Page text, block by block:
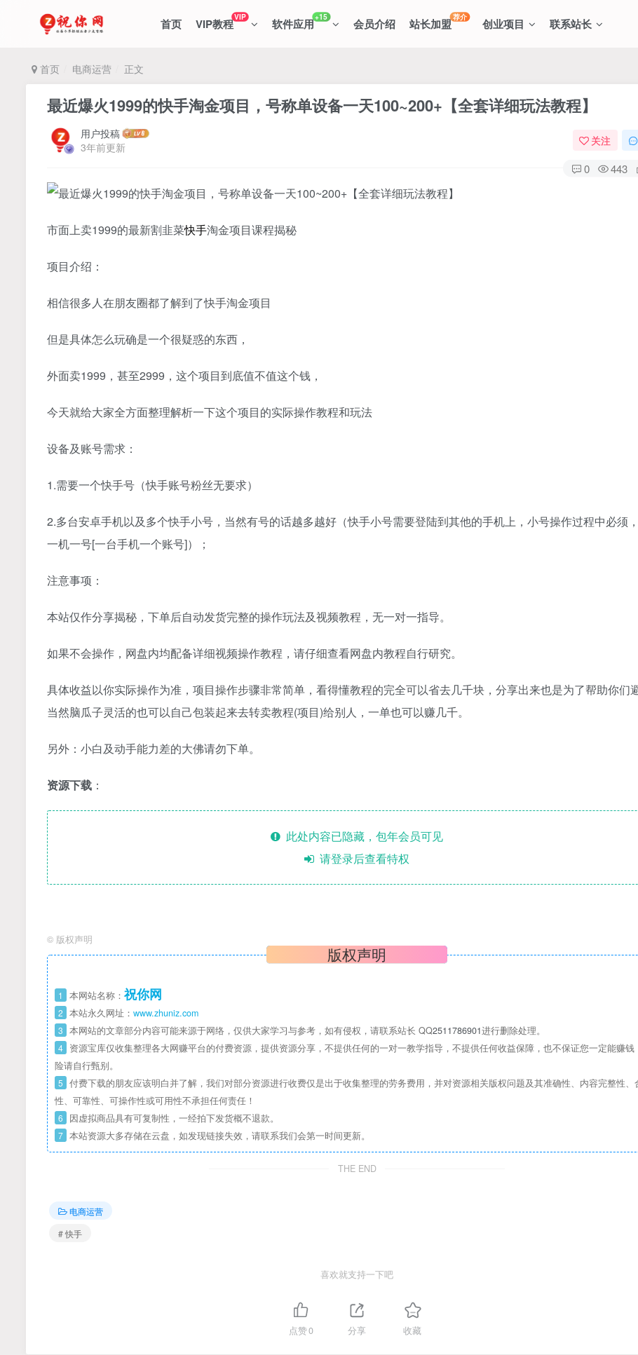
首页 VIP教程VIP 软件应用+15 会员介绍 站长加盟荐介 创业项目 联系站长
首页 电商运营 正文
最近爆火1999的快手淘金项目，号称单设备一天100~200+【全套详细玩法教程】
用户投稿
3年前更新
关注
0 443
市面上卖1999的最新割韭菜快手淘金项目课程揭秘
项目介绍：
相信很多人在朋友圈都了解到了快手淘金项目
但是具体怎么玩确是一个很疑惑的东西，
外面卖1999，甚至2999，这个项目到底值不值这个钱，
今天就给大家全方面整理解析一下这个项目的实际操作教程和玩法
设备及账号需求：
1.需要一个快手号（快手账号粉丝无要求）
2.多台安卓手机以及多个快手小号，当然有号的话越多越好（快手小号需要登陆到其他的手机上，小号操作过程中必须
一机一号[一台手机一个账号]）；
注意事项：
本站仅作分享揭秘，下单后自动发货完整的操作玩法及视频教程，无一对一指导。
如果不会操作，网盘内均配备详细视频操作教程，请仔细查看网盘内教程自行研究。
具体收益以你实际操作为准，项目操作步骤非常简单，看得懂教程的完全可以省去几千块，分享出来也是为了帮助你们
当然脑瓜子灵活的也可以自己包装起来去转卖教程(项目)给别人，一单也可以赚几千。
另外：小白及动手能力差的大佛请勿下单。
资源下载 ：
此处内容已隐藏，包年会员可见
请登录后查看特权
© 版权声明
版权声明
1 本网站名称： 祝你网
2 本站永久网址： www.zhuniz.com
3 本网站的文章部分内容可能来源于网络，仅供大家学习与参考，如有侵权，请联系站长 QQ2511786901进行删除处理。
4 资源宝库仅收集整理各大网赚平台的付费资源，提供资源分享，不提供任何的一对一教学指导，不提供任何收益保障，也不保证您一定能赚钱
险请自行甄别。
5 付费下载的朋友应该明白并了解，我们对部分资源进行收费仅是出于收集整理的劳务费用，并对资源相关版权问题及其准确性、内容完整性、
性、可靠性、可操作性或可用性不承担任何责任！
6 因虚拟商品具有可复制性，一经拍下发货概不退款。
7 本站资源大多存储在云盘，如发现链接失效，请联系我们会第一时间更新。
THE END
电商运营
# 快手
喜欢就支持一下吧
点赞0 分享 收藏